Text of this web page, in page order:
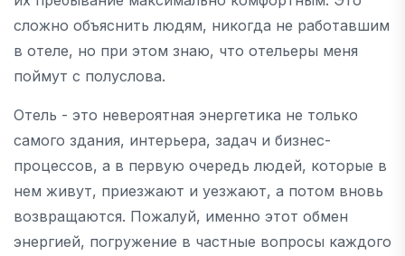
сложно объяснить людям, никогда не работавшим
в отеле, но при этом знаю, что отельеры меня
поймут с полуслова.
Отель - это невероятная энергетика не только
самого здания, интерьера, задач и бизнес-
процессов, а в первую очередь людей, которые в
нем живут, приезжают и уезжают, а потом вновь
возвращаются. Пожалуй, именно этот обмен
энергией, погружение в частные вопросы каждого